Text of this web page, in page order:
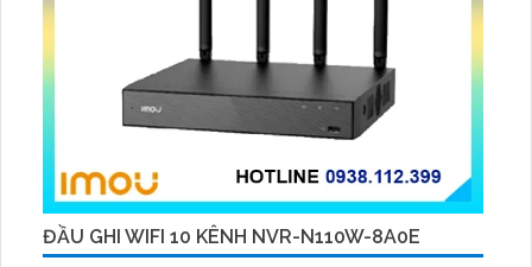
ĐẦU GHI WIFI 10 KÊNH NVR-N110W-8A0E